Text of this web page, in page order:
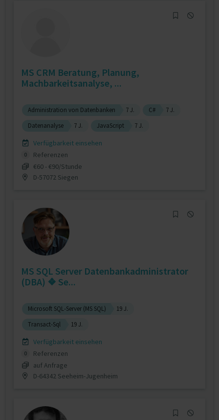
MS CRM Beratung, Planung,
Machbarkeitsanalyse, ...
Administration von Datenbanken 7 J. C#
7 J.
Datenanalyse
7 J. JavaScript 7 J.
Verfügbarkeit einsehen
0
Referenzen
€60 - €90/Stunde
D-57072 Siegen
MS SQL Server Datenbankadministrator
(DBA) ❖ Se...
Microsoft SQL-Server (MS SQL)
19 J.
Transact-Sql
19 J.
Verfügbarkeit einsehen
0
Referenzen
auf Anfrage
D-64342 Seeheim-Jugenheim